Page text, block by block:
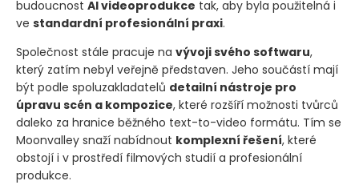
budoucnost AI videoprodukce tak, aby byla použitelná i
ve standardní profesionální praxi.
Společnost stále pracuje na vývoji svého softwaru,
který zatím nebyl veřejně představen. Jeho součástí mají
být podle spoluzakladatelů detailní nástroje pro
úpravu scén a kompozice, které rozšíří možnosti tvůrců
daleko za hranice běžného text-to-video formátu. Tím se
Moonvalley snaží nabídnout komplexní řešení, které
obstojí i v prostředí filmových studií a profesionální
produkce.